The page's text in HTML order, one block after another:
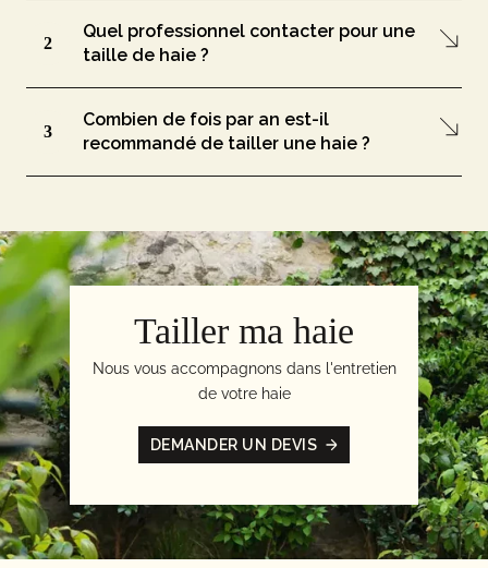
2
Quel professionnel contacter pour une
taille de haie ?
3
Combien de fois par an est-il
recommandé de tailler une haie ?
Tailler ma haie
Nous vous accompagnons dans l'entretien
de votre haie
DEMANDER UN DEVIS